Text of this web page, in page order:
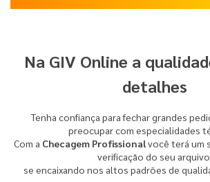
Na GIV Online a
detalhes
Tenha confiança para fechar grandes
preocupar com especialidades
Com a Checagem Profissionalvocê terá um
verificação do seu
se encaixando nos altos padrões de